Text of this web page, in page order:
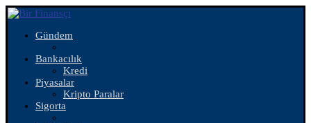
Gündem
Bankacılık
Kredi
Piyasalar
Kripto Paralar
Sigorta